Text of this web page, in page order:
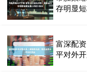
存明显
富深配
平对外